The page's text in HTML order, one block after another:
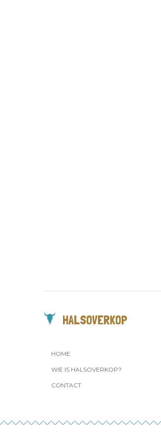
HALSOVERKOP
HOME
WIE IS HALSOVERKOP?
CONTACT